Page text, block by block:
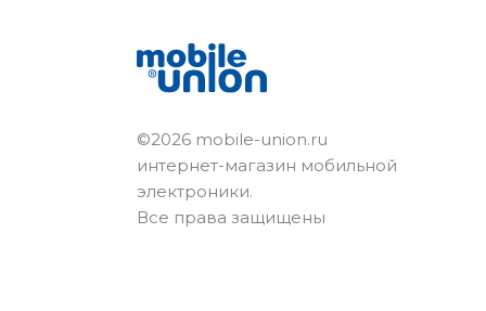
©2026 mobile-union.ru
интернет-магазин мобильной
электроники.
Все права защищены